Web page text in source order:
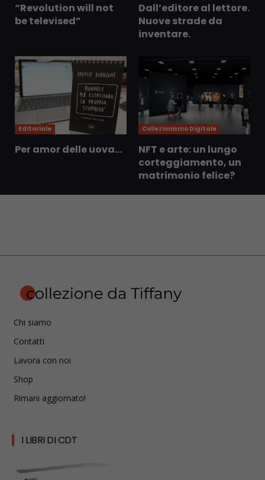
“Revolution will not
be televised”
Dall’editore al lettore.
Nuove strade da
inventare.
Editoriale
Per amor delle uova…
Collezionismo Digitale
NFT e arte: un lungo
corteggiamento, un
matrimonio felice?
Chi siamo
Contatti
Lavora con noi
Shop
Rimani aggiornato!
I LIBRI DI CDT